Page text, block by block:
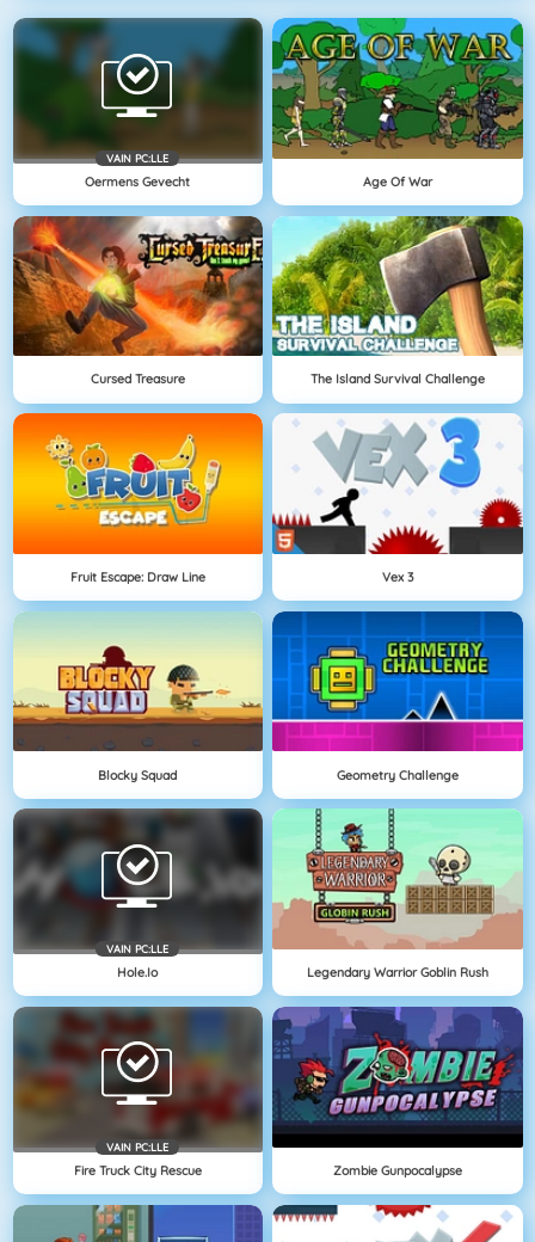
VAIN PC:LLE
Oermens Gevecht Age Of War
Cursed Treasure The Island Survival Challenge
Fruit Escape: Draw Line Vex 3
Blocky Squad Geometry Challenge
VAIN PC:LLE
Hole.io Legendary Warrior Goblin Rush
VAIN PC:LLE
Fire Truck City Rescue Zombie Gunpocalypse